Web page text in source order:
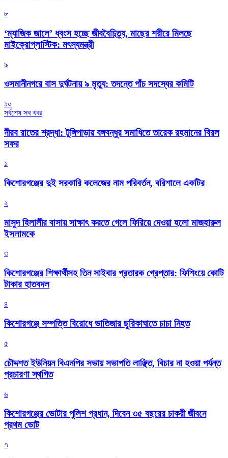
৮
‘ম্যাজিক জালে’ ধ্বংস হচ্ছে জীববৈচিত্র্য, মাছের শরীরে মিলছে
মাইক্রোপ্লাস্টিক: মৎস্যমন্ত্রী
৯
ওসমানীনগরে বাস দুর্ঘটনায় ৯ মৃত্যু: তদন্তে পাঁচ সদস্যের কমিটি
১০
সর্বশেষ সব খবর
নীরব রাতের শ্রদ্ধা: টুঙ্গিপাড়ায় বঙ্গবন্ধুর সমাধিতে তারেক রহমানের বিরল
সফর
১
কিশোরগঞ্জের দুই সরকারি কলেজের নাম পরিবর্তন, বরিশালে একটির
২
মাসুদ হিলালীর বাসায় সাক্ষাৎ করতে গেলে ফিরিয়ে দেওয়া হলো মাজহারুল
ইসলামকে
৩
কিশোরগঞ্জের শিক্ষার্থীসহ তিন সাইবার প্রতারক গ্রেপ্তার: ফিশিংয়ে কোটি
টাকার হাতবদল
৪
কিশোরগঞ্জে সম্পত্তি বিরোধে ভাতিজার ছুরিকাঘাতে চাচা নিহত
৫
চৌদ্দশত ইউনিয়ন বিএনপির সভায় সভাপতি লাঞ্ছিত, বিচার না হওয়া পর্যন্ত
প্রচারণা স্থগিত
৬
কিশোরগঞ্জের ভোটার পুলিশ প্রধান, দিবেন ৩৫ বছরের চাকরী জীবনে
প্রথম ভোট
৭